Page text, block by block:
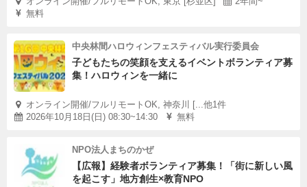
無料
中央林間ハロウィンフェスティバル実行委員会
子どもたちの笑顔を支えるイベントボランティア募
集！ハロウィンを一緒に
オンライン開催/フルリモートOK, 神奈川 [...他1件
2026年10月18日(日) 08:30~14:30
無料
NPO法人まちのかぜ
【広報】経験者ボランティア募集！「街に新しい風
を起こす」地方創生×教育NPO